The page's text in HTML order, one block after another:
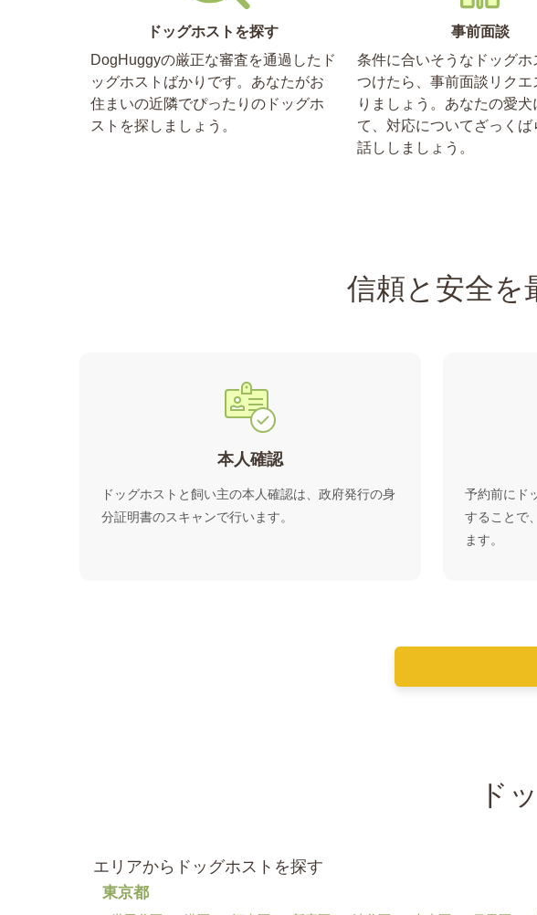
ドッグホストを探す
DogHuggyの厳正な審査を通過したド
ッグホストばかりです。あなたがお
住まいの近隣でぴったりのドッグホ
ストを探しましょう。
事前面談
条件に合いそうなドッグホ
つけたら、事前面談リクエ
りましょう。あなたの愛犬
て、対応についてざっくば
話ししましょう。
信頼と安全を
本人確認
ドッグホストと飼い主の本人確認は、政府発行の身
分証明書のスキャンで行います。
予約前にド
することで
ます。
ド
エリアからドッグホストを探す
東京都